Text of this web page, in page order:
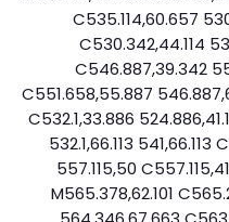
C535.114,60.657
C530.342,44.114
C546.887,39.342
C551.658,55.887
C532.1,33.886
532.1,66.113 541,66.113
557.115,50
M565.378,62.101